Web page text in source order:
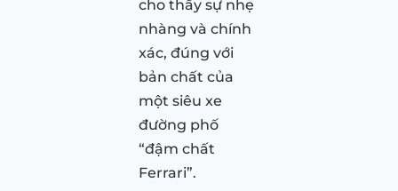
cho thấy sự nhẹ
nhàng và chính
xác, đúng với
bản chất của
một siêu xe
đường phố
“đậm chất
Ferrari”.